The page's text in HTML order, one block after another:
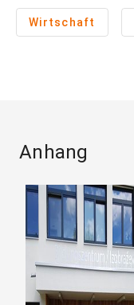
Wirtschaft
Anhang